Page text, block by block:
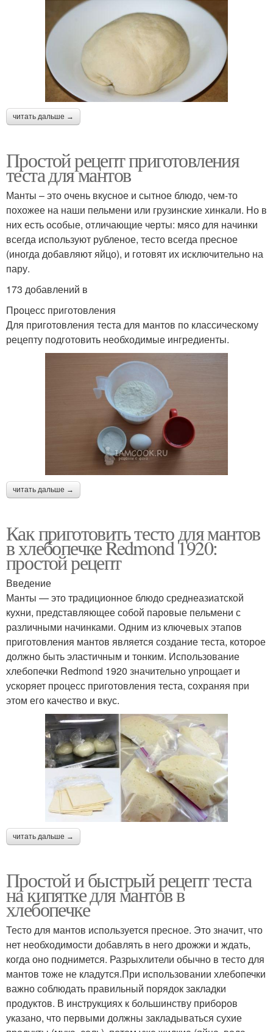
читать дальше →
Простой рецепт приготовления
теста для мантов
Манты – это очень вкусное и сытное блюдо, чем-то
похожее на наши пельмени или грузинские хинкали. Но в
них есть особые, отличающие черты: мясо для начинки
всегда используют рубленое, тесто всегда пресное
(иногда добавляют яйцо), и готовят их исключительно на
пару.
173 добавлений в
Процесс приготовления
Для приготовления теста для мантов по классическому
рецепту подготовить необходимые ингредиенты.
читать дальше →
Как приготовить тесто для мантов
в хлебопечке Redmond 1920:
простой рецепт
Введение
Манты — это традиционное блюдо среднеазиатской
кухни, представляющее собой паровые пельмени с
различными начинками. Одним из ключевых этапов
приготовления мантов является создание теста, которое
должно быть эластичным и тонким. Использование
хлебопечки Redmond 1920 значительно упрощает и
ускоряет процесс приготовления теста, сохраняя при
этом его качество и вкус.
читать дальше →
Простой и быстрый рецепт теста
на кипятке для мантов в
хлебопечке
Тесто для мантов используется пресное. Это значит, что
нет необходимости добавлять в него дрожжи и ждать,
когда оно поднимется. Разрыхлители обычно в тесто для
мантов тоже не кладутся.При использовании хлебопечки
важно соблюдать правильный порядок закладки
продуктов. В инструкциях к большинству приборов
указано, что первыми должны закладываться сухие